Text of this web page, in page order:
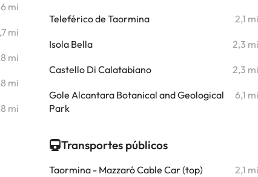
mi
mi
mi
mi
mi
Teleférico de Taormina 2,1 mi
Isola Bella 2,3 mi
Castello Di Calatabiano 2,3 mi
Gole Alcantara Botanical and Geological
Park
6,1 mi
Transportes públicos
Taormina - Mazzaró Cable Car (top) 2,1 mi